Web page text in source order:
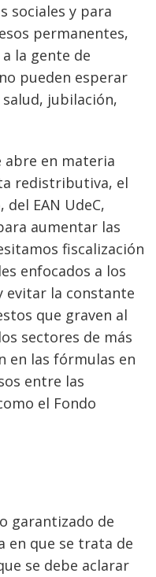
sociales y para
permanentes,
la gente de
pueden esperar
jubilación,
abre en materia
redistributiva, el
EAN UdeC,
aumentar las
fiscalización
enfocados a los
evitar la constante
que graven al
sectores de más
en las fórmulas en
entre las
el Fondo
garantizado de
en que se trata de
se debe aclarar